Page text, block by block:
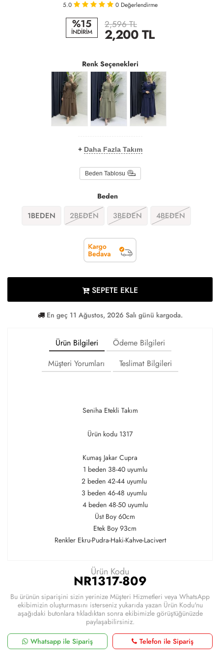
5.0 0 Değerlendirme
%15
İNDİRİM
2,596 TL
2,200TL
Renk Seçenekleri
+ Daha Fazla Takım
Beden Tablosu
Beden
1BEDEN 2BEDEN 3BEDEN 4BEDEN
SEPETE EKLE
En geç 11 Ağustos, 2026 Salı günü kargoda.
Ürün Bilgileri
Ödeme Bilgileri
Müşteri Yorumları
Teslimat Bilgileri
Seniha Etekli Takım
Ürün kodu 1317
Kumaş Jakar Cupra
1 beden 38-40 uyumlu
2 beden 42-44 uyumlu
3 beden 46-48 uyumlu
4 beden 48-50 uyumlu
Üst Boy 60cm
Etek Boy 93cm
Renkler Ekru-Pudra-Haki-Kahve-Lacivert
Ürün Kodu
NR1317-809
Bu ürünün siparişini sizin yerinize Müşteri Hizmetleri veya WhatsApp
ekibimizin oluşturmasını isterseniz yukarıda yazan Ürün Kodu'nu
aşağıdaki butonlara tıkladıktan sonra ekibimizle görüştüğünüzde
paylaşabilirsiniz.
Whatsapp ile Sipariş
Telefon ile Sipariş